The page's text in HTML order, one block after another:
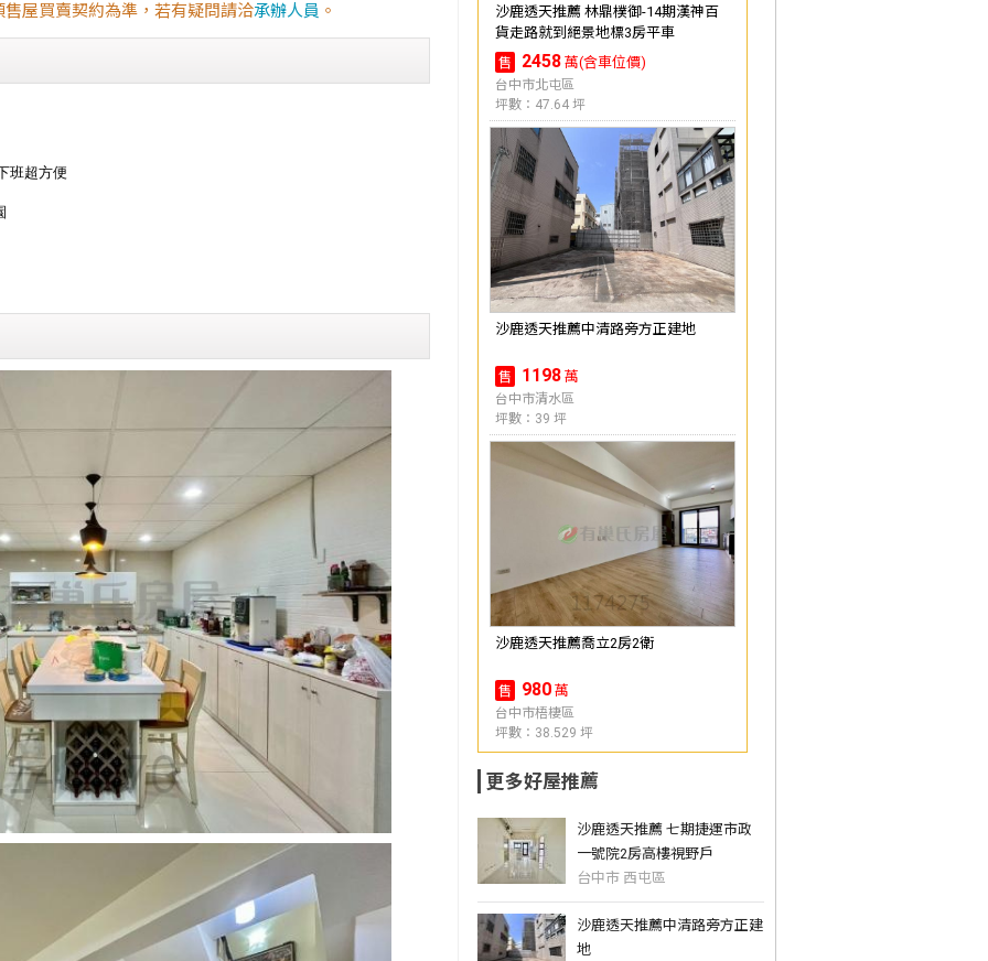
屋買賣契約為準，若有疑問請洽承辦人員 。
沙鹿透天推薦 林鼎樸御-14期漢神百
貨走路就到絕景地標3房平車
售 2458 萬(含車位價)
台中市北屯區
坪數：47.64 坪
沙鹿透天推薦中清路旁方正建地
售 1198 萬
台中市清水區
坪數：39 坪
沙鹿透天推薦喬立2房2衛
售 980 萬
台中市梧棲區
坪數：38.529 坪
更多好屋推薦
沙鹿透天推薦 七期捷運市政
一號院2房高樓視野戶
台中市 西屯區
沙鹿透天推薦中清路旁方正建
地